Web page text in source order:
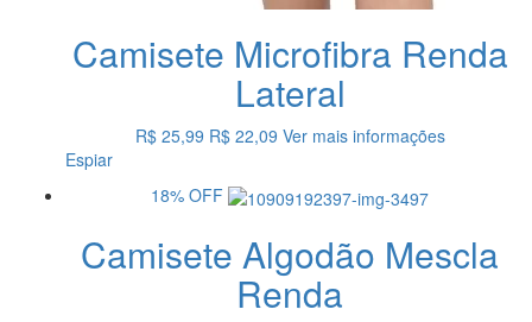
Camisete Microfibra Renda
Lateral
R$ 25,99 R$ 22,09 Ver mais informações
Espiar
18% OFF
Camisete Algodão Mescla
Renda